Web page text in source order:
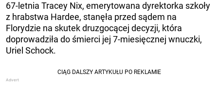
67-letnia Tracey Nix, emerytowana dyrektorka szkoły
z hrabstwa Hardee, stanęła przed sądem na
Florydzie na skutek druzgocącej decyzji, która
doprowadziła do śmierci jej 7-miesięcznej wnuczki,
Uriel Schock.